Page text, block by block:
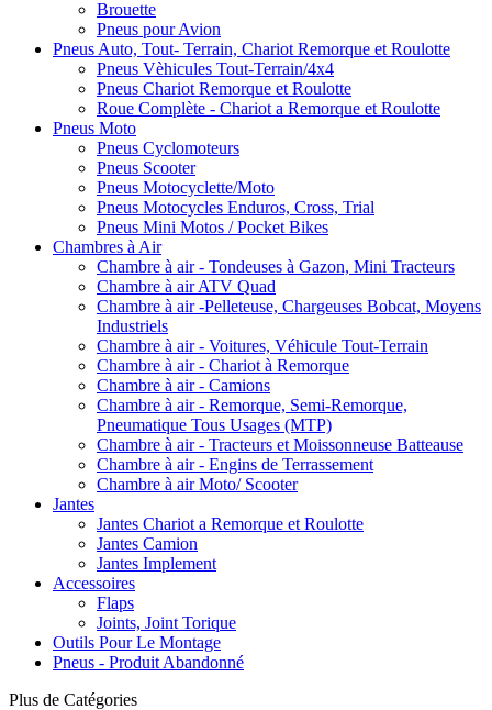
Brouette
Pneus pour Avion
Pneus Auto, Tout- Terrain, Chariot Remorque et Roulotte
Pneus Vèhicules Tout-Terrain/4x4
Pneus Chariot Remorque et Roulotte
Roue Complète - Chariot a Remorque et Roulotte
Pneus Moto
Pneus Cyclomoteurs
Pneus Scooter
Pneus Motocyclette/Moto
Pneus Motocycles Enduros, Cross, Trial
Pneus Mini Motos / Pocket Bikes
Chambres à Air
Chambre à air - Tondeuses à Gazon, Mini Tracteurs
Chambre à air ATV Quad
Chambre à air -Pelleteuse, Chargeuses Bobcat, Moyens
Industriels
Chambre à air - Voitures, Véhicule Tout-Terrain
Chambre à air - Chariot à Remorque
Chambre à air - Camions
Chambre à air - Remorque, Semi-Remorque,
Pneumatique Tous Usages (MTP)
Chambre à air - Tracteurs et Moissonneuse Batteause
Chambre à air - Engins de Terrassement
Chambre à air Moto/ Scooter
Jantes
Jantes Chariot a Remorque et Roulotte
Jantes Camion
Jantes Implement
Accessoires
Flaps
Joints, Joint Torique
Outils Pour Le Montage
Pneus - Produit Abandonné
Plus de Catégories